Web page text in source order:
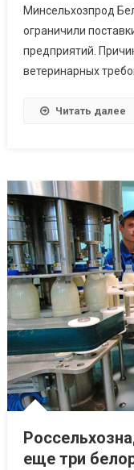
Минсельхозпрод
ограничили
предприятий.
ветеринарных
Читать далее
еще три